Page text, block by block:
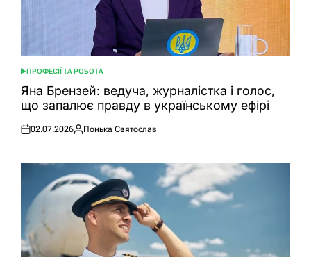
ОПУБЛІКУВАТИ
У
ПРОФЕСІЇ ТА РОБОТА
Яна Брензей: ведуча, журналістка і голос,
що запалює правду в українському ефірі
Оприлюднено
02.07.2026
Опубліковано
Понька Святослав